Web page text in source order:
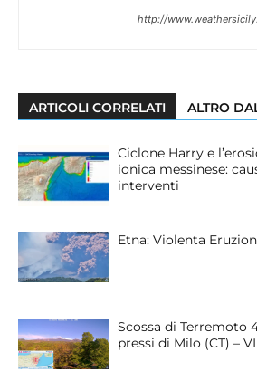
http://
ARTICOLI CORRELATI ALTRO
Ciclone Harry e
ionica messinese:
interventi
Etna: Violenta
Scossa di Terremoto
pressi di Milo (CT) –